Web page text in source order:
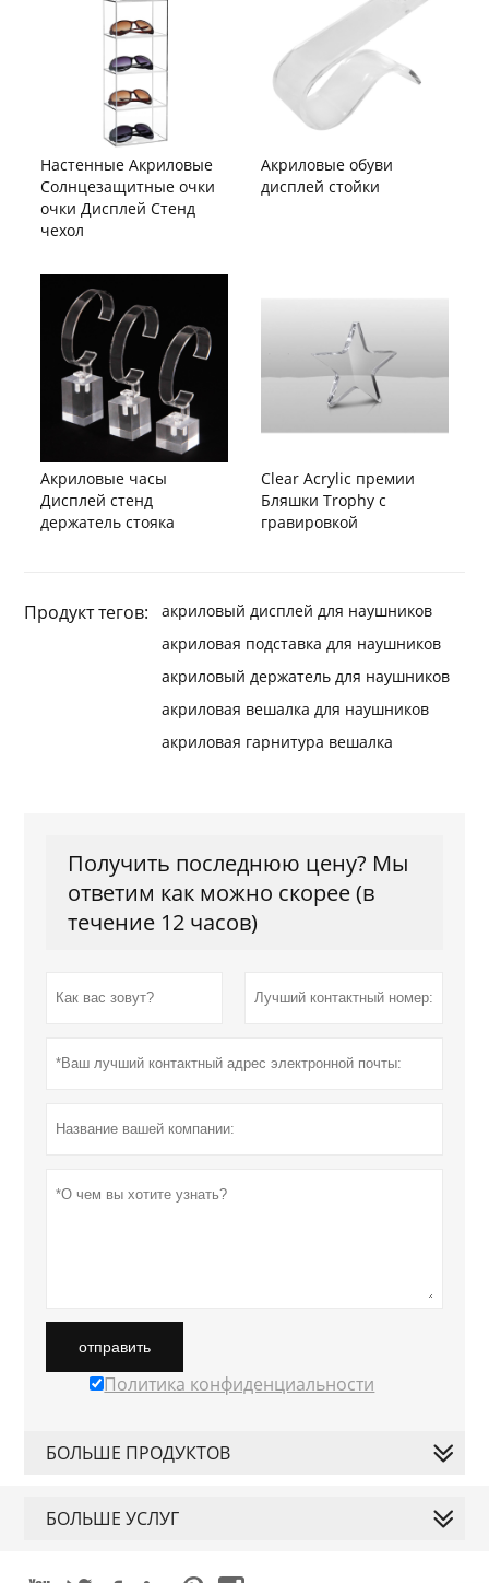
Настенные Акриловые
Солнцезащитные очки
очки Дисплей Стенд
чехол
Акриловые обуви
дисплей стойки
Акриловые часы
Дисплей стенд
держатель стояка
Clear Acrylic премии
Бляшки Trophy с
гравировкой
Продукт тегов:
акриловый дисплей для наушников
акриловая подставка для наушников
акриловый держатель для наушников
акриловая вешалка для наушников
акриловая гарнитура вешалка
Получить последнюю цену? Мы
ответим как можно скорее (в
течение 12 часов)
отправить
Политика конфиденциальности
БОЛЬШЕ ПРОДУКТОВ
БОЛЬШЕ УСЛУГ